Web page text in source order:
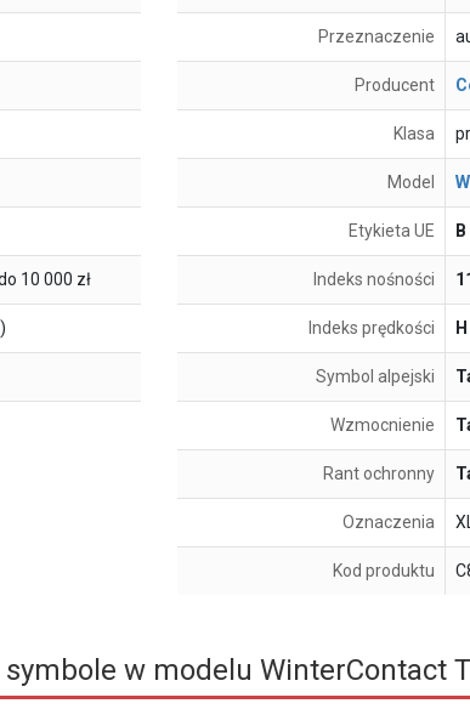
10 000 zł
Przeznaczenie
Producent
Klasa
Model
Etykieta UE
Indeks nośności
Indeks prędkości H
Symbol alpejski
Wzmocnienie
Rant ochronny
Oznaczenia
Kod produktu
w modelu WinterContact